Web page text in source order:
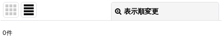
表示順変更
0件